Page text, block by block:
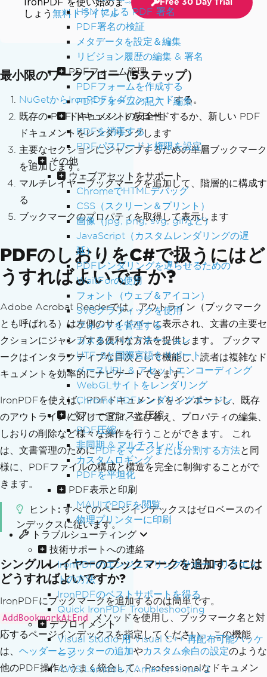
HSM による PDF 署名
PDF署名の検証
メタデータを設定＆編集
リビジョン履歴の編集 & 署名
PDFフォーム管理
PDFフォームを作成する
PDFフォームの記入・編集
ドキュメントの安全性
PDFを消毒する
PDFパスワードと権限を設定
その他
ウェブアセットをサポート
ChromeでHTMLデバッグ
CSS（スクリーン＆プリント）
画像（jpg, png, svg, gifなど）
JavaScript（カスタムレンダリングの遅
延）
PDFレンダリングを遅らせるための
WaitForの使用
フォント（ウェブ＆アイコン）
SVGグラフィックを使用
フォントを管理する
カスタムハイフネーション
UTF-8と国際言語をサポート
ベースURL & アセットエンコーディング
WebGLサイトをレンダリング
Chrome PDFレンダリングエンジン
パフォーマンスと圧縮
PDF圧縮
非同期 & マルチスレッド
カスタムロギング
PDFを平坦化
PDF表示と印刷
MAUIでPDFを閲覧
物理プリンターに印刷
トラブルシューティング
技術サポートへの連絡
IronPDFのエンジニアリングサポートリクエス
トの方法
IronPDFのベストサポートを得る
Quick IronPDF Troubleshooting
デプロイメント
Visual Studio 用 Visual C++ 再配布可能パッケ
ージ
AWS Lambda / Amazon Linux 2
IronPDF を使い始めま
しょう 無料トライアル
Free 30 Day Trial
最小限のワークフロー（5ステップ）
NuGetからIronPDFをダウンロードする。
既存の PDF ドキュメントをロードするか、新しい PDF
ドキュメントをレンダリングします
主要なセクションにジャンプするための単層ブックマーク
を追加します。
マルチレイヤーブックマークを追加して、階層的に構成す
る
ブックマークのプロパティを取得して表示します
PDFのしおりをC#で扱うにはど
うすればよいですか?
Adobe Acrobat Readerでは、アウトライン（ブックマーク
とも呼ばれる）は左側のサイドバーに表示され、文書の主要セ
クションにジャンプする便利な方法を提供します。 ブックマ
ークはインタラクティブな目次として機能し、読者は複雑なド
キュメントを効率的にナビゲートできます。
IronPDFを使えば、PDFドキュメントをインポートし、既存
のアウトラインに対して追加、並び替え、プロパティの編集、
しおりの削除など様々な操作を行うことができます。 これ
は、文書管理のためにPDFをマージまたは分割する方法と同
様に、PDFファイルの構成と構造を完全に制御することがで
きます。
ヒント
すべてのページインデックスはゼロベースのイ
ンデックスに従います。
シングルレイヤーのブックマークを追加するには
どうすればよいですか?
IronPDFにブックマークを追加するのは簡単です。
AddBookmarkAtEnd
メソッドを使用し、ブックマーク名と対
応するページインデックスを指定してください。 この機能
は、 ヘッダーとフッターの追加やカスタム余白の設定のような
他のPDF操作とうまく統合して、Professionalなドキュメン